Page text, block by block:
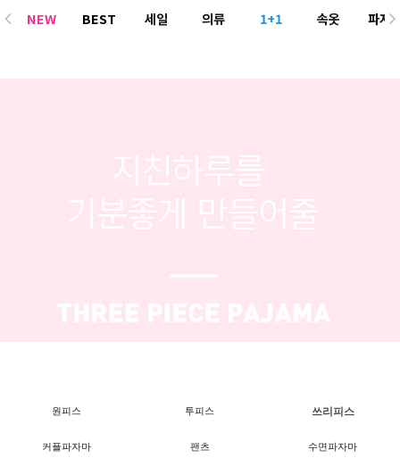
NEW BEST 세일 의류 1+1 속옷
파자
원피스 투피스 쓰리피스
커플파자마 팬츠 수면파자마